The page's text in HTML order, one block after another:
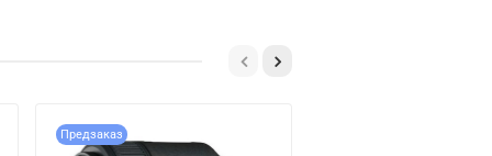
Предзаказ